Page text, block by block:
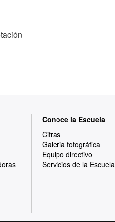
Conoce la Escuela
Cifras
Galeria fotográfica
Equipo directivo
Servicios de la Escuela